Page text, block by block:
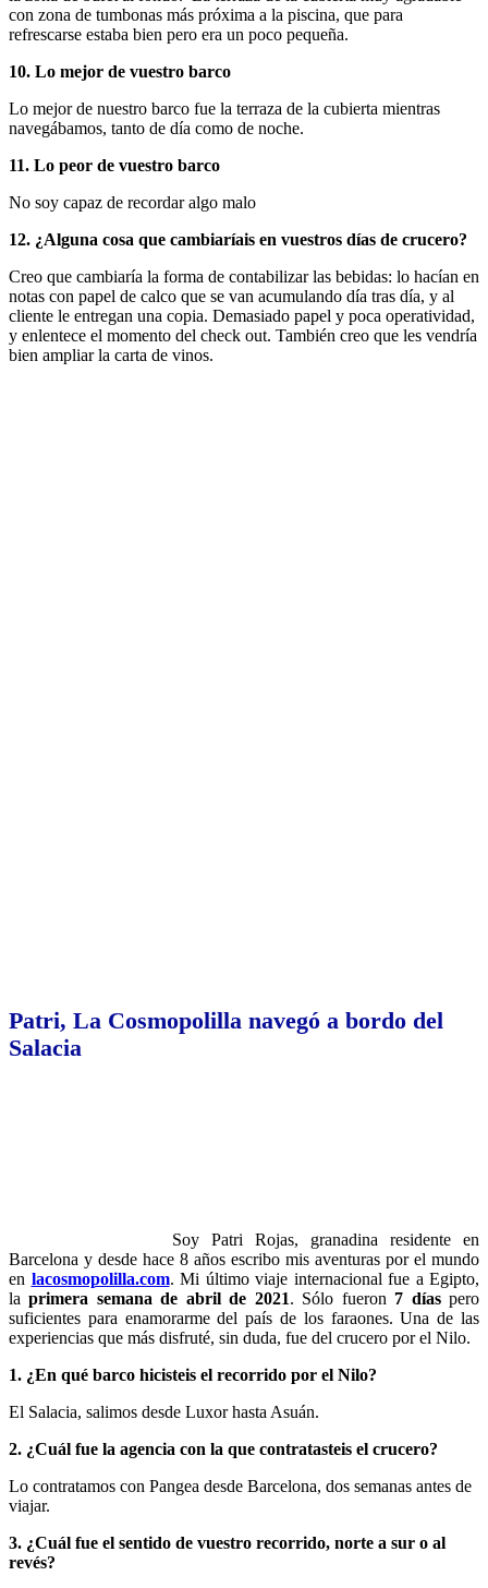
con zona de tumbonas más próxima a la piscina, que para
refrescarse estaba bien pero era un poco pequeña.
10. Lo mejor de vuestro barco
Lo mejor de nuestro barco fue la terraza de la cubierta mientras
navegábamos, tanto de día como de noche.
11. Lo peor de vuestro barco
No soy capaz de recordar algo malo
12. ¿Alguna cosa que cambiaríais en vuestros días de crucero?
Creo que cambiaría la forma de contabilizar las bebidas: lo hacían en
notas con papel de calco que se van acumulando día tras día, y al
cliente le entregan una copia. Demasiado papel y poca operatividad,
y enlentece el momento del check out. También creo que les vendría
bien ampliar la carta de vinos.
Patri, La Cosmopolilla navegó a bordo del
Salacia
Soy Patri Rojas, granadina residente en
Barcelona y desde hace 8 años escribo mis aventuras por el mundo
en lacosmopolilla.com. Mi último viaje internacional fue a Egipto,
laprimera semana de abril de 2021. Sólo fueron 7 díaspero
suficientes para enamorarme del país de los faraones. Una de las
experiencias que más disfruté, sin duda, fue del crucero por el Nilo.
1. ¿En qué barco hicisteis el recorrido por el Nilo?
El Salacia, salimos desde Luxor hasta Asuán.
2. ¿Cuál fue la agencia con la que contratasteis el crucero?
Lo contratamos con Pangea desde Barcelona, dos semanas antes de
viajar.
3. ¿Cuál fue el sentido de vuestro recorrido, norte a sur o al
revés?